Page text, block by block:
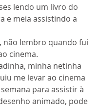
lendo um livro do
e meia assistindo a
não lembro quando fui
cinema.
minha netinha
me levar ao cinema
para assistir à
animado, pode